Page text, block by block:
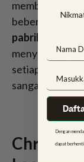
membuatnya
beberapa
pabrik mereka
setiap model,
sangat cocok
Chris
Dengan
dapat